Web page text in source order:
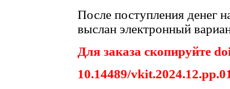
После поступления денег
выслан электронный
Для заказа скопируйте
10.14489/